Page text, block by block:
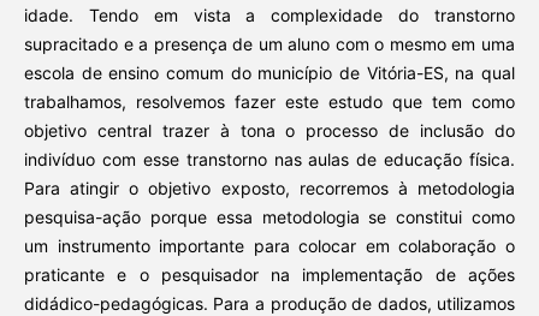
idade. Tendo em vista a complexidade do transtorno
supracitado e a presença de um aluno com o mesmo em uma
escola de ensino comum do município de Vitória-ES, na qual
trabalhamos, resolvemos fazer este estudo que tem como
objetivo central trazer à tona o processo de inclusão do
indivíduo com esse transtorno nas aulas de educação física.
Para atingir o objetivo exposto, recorremos à metodologia
pesquisa-ação porque essa metodologia se constitui como
um instrumento importante para colocar em colaboração o
praticante e o pesquisador na implementação de ações
didádico-pedagógicas. Para a produção de dados, utilizamos